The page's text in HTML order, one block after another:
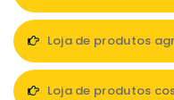
Loja de produtos
Loja de produtos